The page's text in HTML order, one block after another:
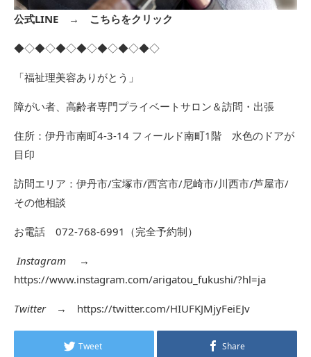
公式LINE → こちらをクリック
◆◇◆◇◆◇◆◇◆◇◆◇◆◇
「福祉理美容ありがとう」
障がい者、高齢者専門プライベートサロン＆訪問・出張
住所：伊丹市南町4-3-14 フィールド南町1階 水色のドアが
目印
訪問エリア：伊丹市/宝塚市/西宮市/尼崎市/川西市/芦屋市/
その他相談
お電話 072-768-6991（完全予約制）
Instagram →
https://www.instagram.com/arigatou_fukushi/?hl=ja
Twitter→ https://twitter.com/HIUFKJMjyFeiEJv
Tweet Share